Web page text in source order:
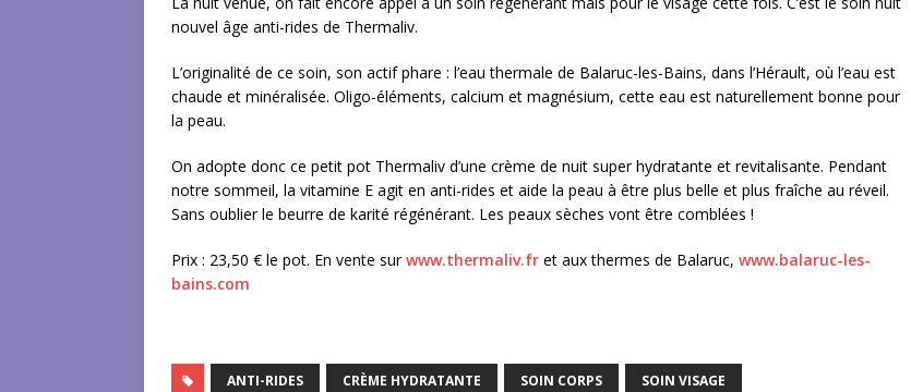
nouvel âge anti-rides de Thermaliv.
L’originalité de ce soin, son actif phare : l’eau thermale de Balaruc-les-Bains, dans l’Hérault, où l’eau est
chaude et minéralisée. Oligo-éléments, calcium et magnésium, cette eau est naturellement bonne pour
la peau.
On adopte donc ce petit pot Thermaliv d’une crème de nuit super hydratante et revitalisante. Pendant
notre sommeil, la vitamine E agit en anti-rides et aide la peau à être plus belle et plus fraîche au réveil.
Sans oublier le beurre de karité régénérant. Les peaux sèches vont être comblées !
Prix : 23,50 € le pot. En vente surwww.thermaliv.fr et aux thermes de Balaruc, www.balaruc-les-
bains.com
ANTI-RIDES CRÈME HYDRATANTE SOIN CORPS SOIN VISAGE